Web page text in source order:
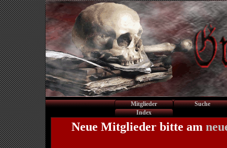
Mitglieder
Suche
Index
Neue Mitglieder bitte am